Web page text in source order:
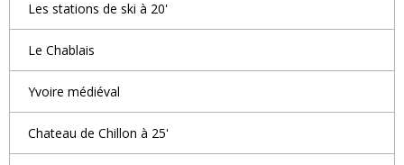
Les stations de ski à 20'
Le Chablais
Yvoire médiéval
Chateau de Chillon à 25'